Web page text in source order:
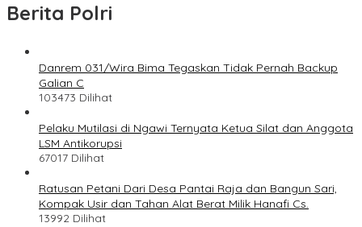
Berita Polri
Danrem 031/Wira Bima Tegaskan Tidak Pernah Backup
Galian C
103473 Dilihat
Pelaku Mutilasi di Ngawi Ternyata Ketua Silat dan Anggota
LSM Antikorupsi
67017 Dilihat
Ratusan Petani Dari Desa Pantai Raja dan Bangun Sari,
Kompak Usir dan Tahan Alat Berat Milik Hanafi Cs.
13992 Dilihat